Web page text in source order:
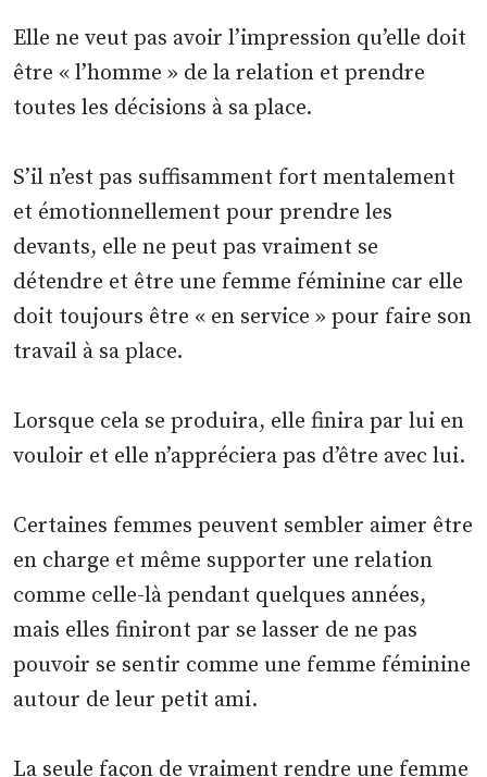
Elle ne veut pas avoir l’impression qu’elle doit
être « l’homme » de la relation et prendre
toutes les décisions à sa place.
S’il n’est pas suffisamment fort mentalement
et émotionnellement pour prendre les
devants, elle ne peut pas vraiment se
détendre et être une femme féminine car elle
doit toujours être « en service » pour faire son
travail à sa place.
Lorsque cela se produira, elle finira par lui en
vouloir et elle n’appréciera pas d’être avec lui.
Certaines femmes peuvent sembler aimer être
en charge et même supporter une relation
comme celle-là pendant quelques années,
mais elles finiront par se lasser de ne pas
pouvoir se sentir comme une femme féminine
autour de leur petit ami.
La seule façon de vraiment rendre une femme